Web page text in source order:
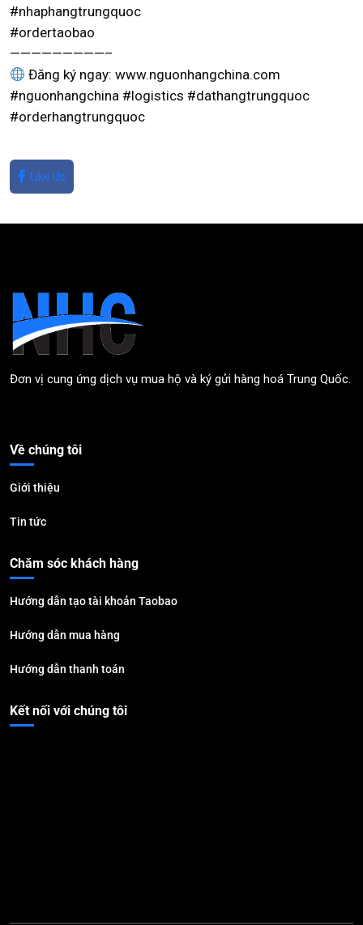
#nhaphangtrungquoc
#ordertaobao
—————————–
Đăng ký ngay: www.nguonhangchina.com
#nguonhangchina #logistics #dathangtrungquoc
#orderhangtrungquoc
Like Us
Đơn vị cung ứng dịch vụ mua hộ và ký gửi hàng hoá Trung Quốc.
Về chúng tôi
Giới thiệu
Tin tức
Chăm sóc khách hàng
Hướng dẫn tạo tài khoản Taobao
Hướng dẫn mua hàng
Hướng dẫn thanh toán
Kết nối với chúng tôi